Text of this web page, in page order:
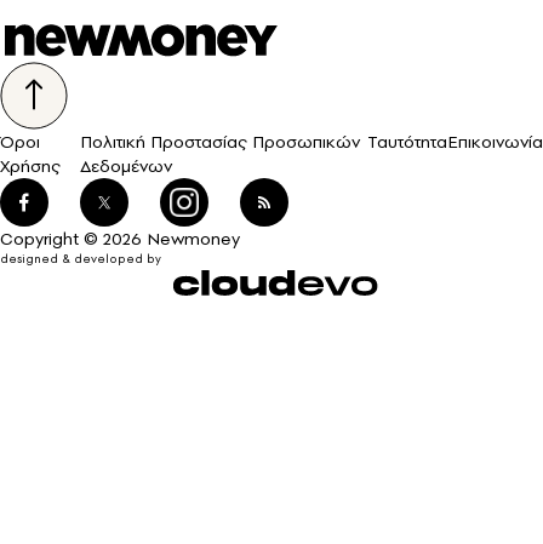
Όροι
Χρήσης
Πολιτική Προστασίας Προσωπικών
Δεδομένων
ΤαυτότηταΕπικοινωνία
Copyright © 2026 Newmoney
designed & developed by